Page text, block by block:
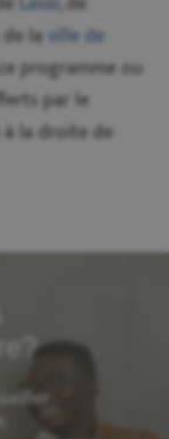
laville de
programme ou
par le
la droite de